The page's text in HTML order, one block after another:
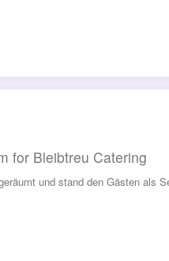
for Bleibtreu Catering
und stand den Gästen als